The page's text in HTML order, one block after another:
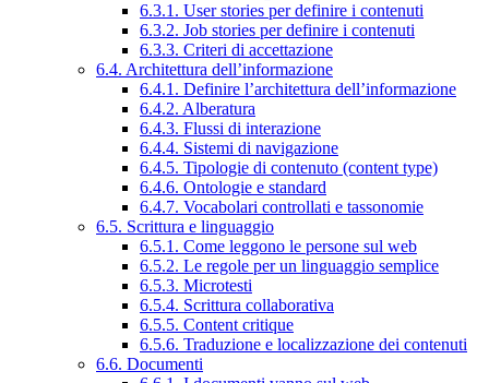
6.3.1. User stories per definire i contenuti
6.3.2. Job stories per definire i contenuti
6.3.3. Criteri di accettazione
6.4. Architettura dell’informazione
6.4.1. Definire l’architettura dell’informazione
6.4.2. Alberatura
6.4.3. Flussi di interazione
6.4.4. Sistemi di navigazione
6.4.5. Tipologie di contenuto (content type)
6.4.6. Ontologie e standard
6.4.7. Vocabolari controllati e tassonomie
6.5. Scrittura e linguaggio
6.5.1. Come leggono le persone sul web
6.5.2. Le regole per un linguaggio semplice
6.5.3. Microtesti
6.5.4. Scrittura collaborativa
6.5.5. Content critique
6.5.6. Traduzione e localizzazione dei contenuti
6.6. Documenti